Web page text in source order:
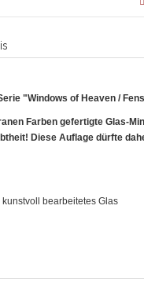
"Windows of Heaven /
Farben gefertigte Glas-
Diese Auflage dürfte
bearbeitetes Glas